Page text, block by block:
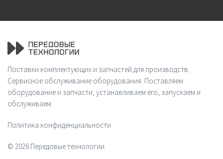
Поставки комплектующих и запчастей для производств.
Сервисное обслуживание оборудования. Поставляем
оборудование и запчасти, устанавливаем его, запускаем и
обслуживаем.
Политика конфиденциальности
© 2026 Передовые технологии